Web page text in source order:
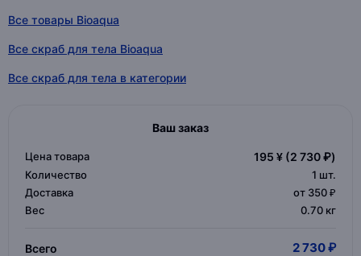
Все товары Bioaqua
Все скраб для тела Bioaqua
Все скраб для тела в категории
Ваш заказ
Цена товара 195 ¥ (2 730 ₽)
Количество 1 шт.
Доставка
от 350 ₽
Вес
0.70 кг
Всего 2 730 ₽